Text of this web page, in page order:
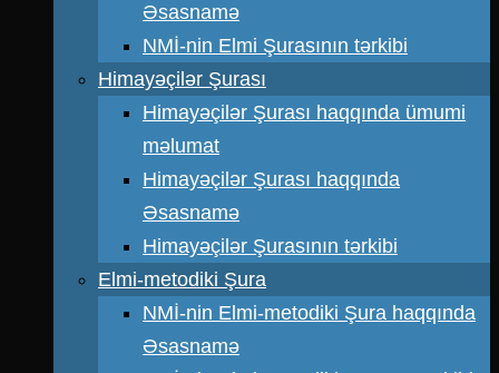
Əsasnamə
NMİ-nin Elmi Şurasının tərkibi
Himayəçilər Şurası
Himayəçilər Şurası haqqında ümumi
məlumat
Himayəçilər Şurası haqqında
Əsasnamə
Himayəçilər Şurasının tərkibi
Elmi-metodiki Şura
NMİ-nin Elmi-metodiki Şura haqqında
Əsasnamə